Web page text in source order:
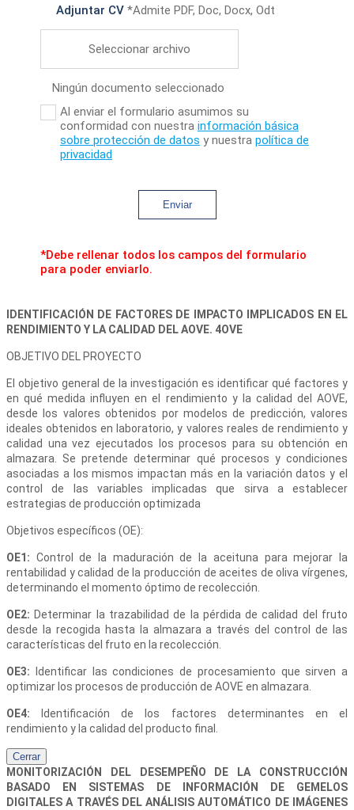
Adjuntar CV *Admite PDF, Doc, Docx, Odt
Seleccionar archivo
Ningún documento seleccionado
Al enviar el formulario asumimos su
conformidad con nuestra información básica
sobre protección de datos y nuestra política de
privacidad
Enviar
*Debe rellenar todos los campos del formulario
para poder enviarlo.
IDENTIFICACIÓN DE FACTORES DE IMPACTO IMPLICADOS EN EL
RENDIMIENTO Y LA CALIDAD DEL AOVE. 4OVE
OBJETIVO DEL PROYECTO
El objetivo general de la investigación es identificar qué factores y
en qué medida influyen en el rendimiento y la calidad del AOVE,
desde los valores obtenidos por modelos de predicción, valores
ideales obtenidos en laboratorio, y valores reales de rendimiento y
calidad una vez ejecutados los procesos para su obtención en
almazara. Se pretende determinar qué procesos y condiciones
asociadas a los mismos impactan más en la variación datos y el
control de las variables implicadas que sirva a establecer
estrategias de producción optimizada
Objetivos específicos (OE):
OE1: Control de la maduración de la aceituna para mejorar la
rentabilidad y calidad de la producción de aceites de oliva vírgenes,
determinando el momento óptimo de recolección.
OE2: Determinar la trazabilidad de la pérdida de calidad del fruto
desde la recogida hasta la almazara a través del control de las
características del fruto en la recolección.
OE3:
Identificar las condiciones de procesamiento que sirven a
optimizar los procesos de producción de AOVE en almazara.
OE4:
Identificación de los factores determinantes en el
rendimiento y la calidad del producto final.
Cerrar
MONITORIZACIÓN DEL DESEMPEÑO DE LA CONSTRUCCIÓN
BASADO EN SISTEMAS DE INFORMACIÓN DE GEMELOS
DIGITALES A TRAVÉS DEL ANÁLISIS AUTOMÁTICO DE IMÁGENES